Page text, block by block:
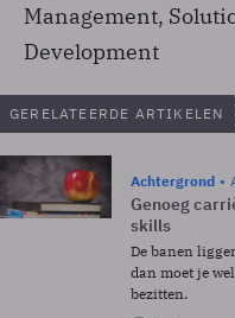
Management,
Development
GERELATEERDE ARTIKELEN
Achtergrond
Genoeg
skills
De banen
dan moet je
bezitten.